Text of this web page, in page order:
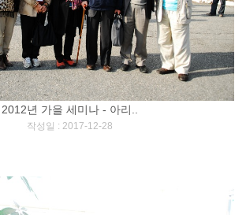
2012년 가을 세미나 - 아리..
작성일 : 2017-12-28